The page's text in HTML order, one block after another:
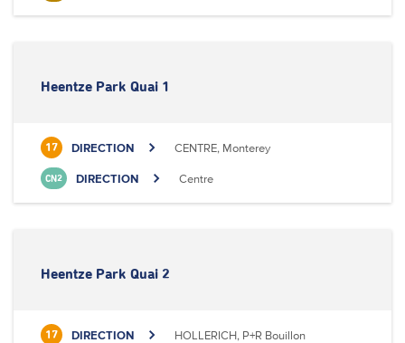
Heentze Park Quai 1
17 DIRECTION CENTRE, Monterey
CN2 DIRECTION Centre
Heentze Park Quai 2
17 DIRECTION HOLLERICH, P+R Bouillon